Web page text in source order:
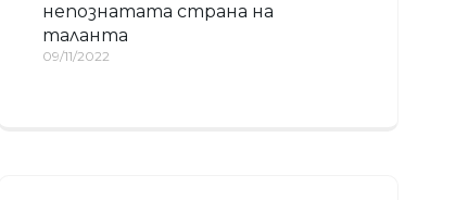
непознатата страна на
таланта
09/11/2022